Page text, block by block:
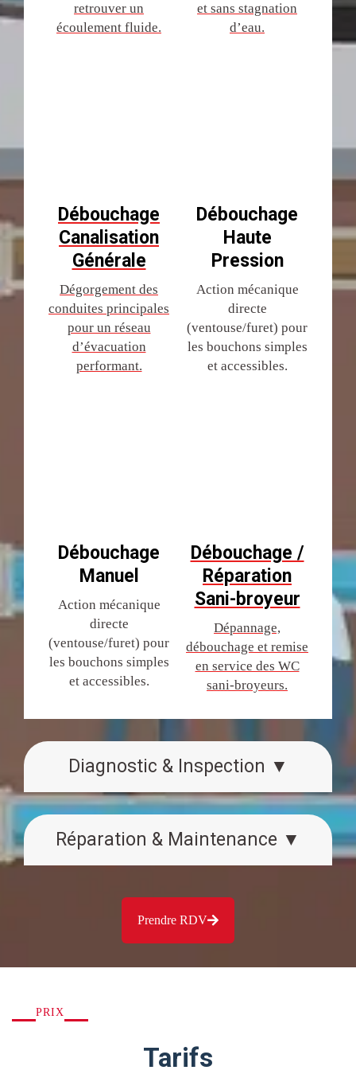
Diagnostic & Inspection ▼
Réparation & Maintenance ▼
retrouver un
écoulement fluide.
Débouchage
Canalisation
Générale
Dégorgement des
conduites principales
pour un réseau
d’évacuation
performant.
Débouchage
Manuel
Action mécanique
directe
(ventouse/furet) pour
les bouchons simples
et accessibles.
et sans stagnation
d’eau.
Débouchage
Haute
Pression
Action mécanique
directe
(ventouse/furet) pour
les bouchons simples
et accessibles.
Débouchage /
Réparation
Sani-broyeur
Dépannage,
débouchage et remise
en service des WC
sani-broyeurs.
Prendre RDV
PRIX
Tarifs